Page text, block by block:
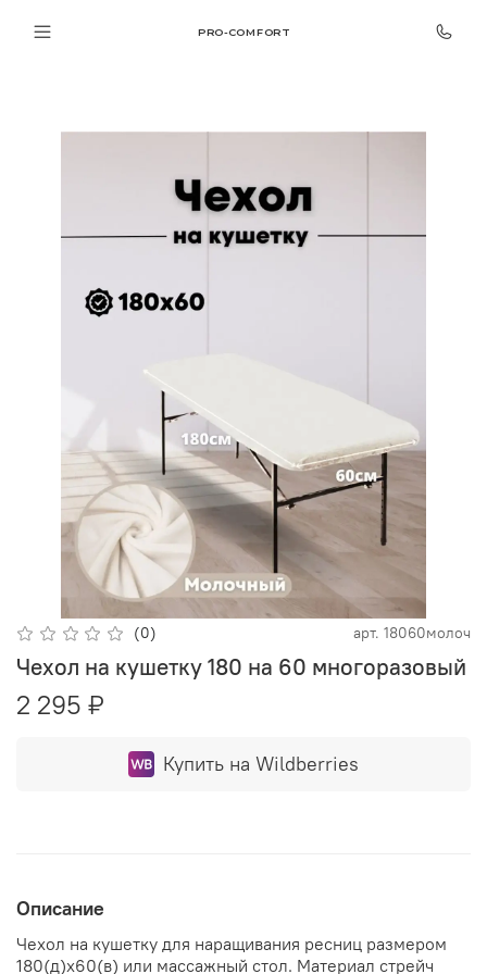
PRO-COMFORT
(0) арт. 18060молоч
Чехол на кушетку 180 на 60 многоразовый
2 295 ₽
Купить на Wildberries
Описание
Чехол на кушетку для наращивания ресниц размером
180(д)х60(в) или массажный стол. Материал стрейч